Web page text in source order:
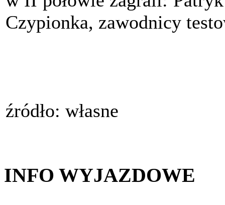
Czypionka, zawodnicy
źródło: własne
INFO WYJAZDOWE